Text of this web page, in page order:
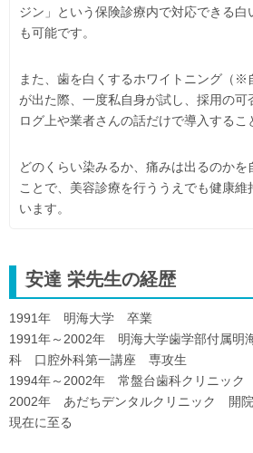
ジン」という保険診療内で対応できる白
も可能です。
また、歯を白くするホワイトニング（※
が出た際、一度私自身が試し、採用の可
ログ上や業者さんの話だけで導入するこ
どのくらい染みるか、痛みは出るのかを
ことで、美容診療を行ううえでも健康維
います。
安達 栄先生の経歴
1991年 明海大学 卒業
1991年～2002年 明海大学歯学部付属明
科 口腔外科第一講座 専攻生
1994年～2002年 常盤台歯科クリニッ
2002年 あだちデンタルクリニック 開院
現在に至る